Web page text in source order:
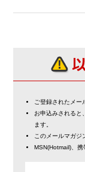
ご登録されたメー
お申込みされると
ます。
このメールマガジ
MSN(Hotmail)、携